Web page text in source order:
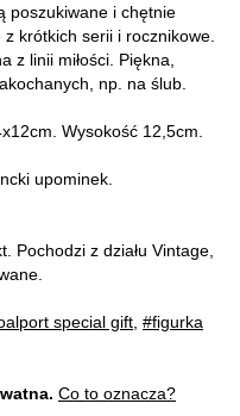
poszukiwane i chętnie
krótkich serii i rocznikowe.
z linii miłości. Piękna,
np. na ślub.
Wysokość 12,5cm.
upominek.
Pochodzi z działu Vintage,
special gift #figurka
Co to oznacza?